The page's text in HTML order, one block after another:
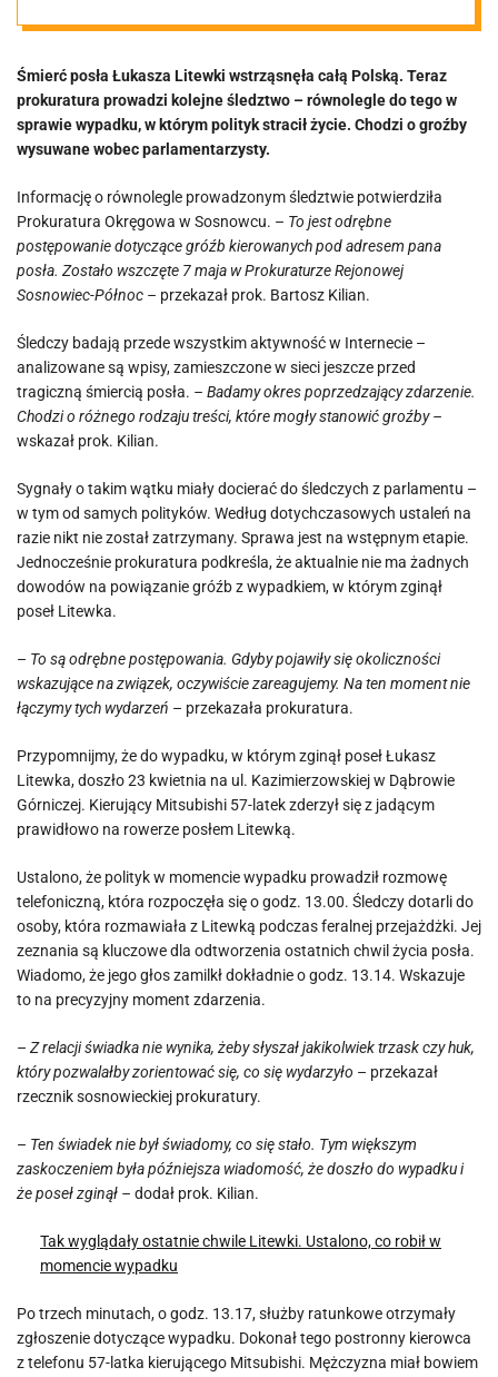
kierowanych
pod adresem
pana posła”
Śmierć posła Łukasza Litewki wstrząsnęła całą Polską. Teraz
prokuratura prowadzi kolejne śledztwo – równolegle do tego w
sprawie wypadku, w którym polityk stracił życie. Chodzi o groźby
wysuwane wobec parlamentarzysty.
Informację o równolegle prowadzonym śledztwie potwierdziła
Prokuratura Okręgowa w Sosnowcu. – To jest odrębne
postępowanie dotyczące gróźb kierowanych pod adresem pana
posła. Zostało wszczęte 7 maja w Prokuraturze Rejonowej
Sosnowiec-Północ – przekazał prok. Bartosz Kilian.
Śledczy badają przede wszystkim aktywność w Internecie –
analizowane są wpisy, zamieszczone w sieci jeszcze przed
tragiczną śmiercią posła. – Badamy okres poprzedzający zdarzenie.
Chodzi o różnego rodzaju treści, które mogły stanowić groźby –
wskazał prok. Kilian.
Sygnały o takim wątku miały docierać do śledczych z parlamentu –
w tym od samych polityków. Według dotychczasowych ustaleń na
razie nikt nie został zatrzymany. Sprawa jest na wstępnym etapie.
Jednocześnie prokuratura podkreśla, że aktualnie nie ma żadnych
dowodów na powiązanie gróźb z wypadkiem, w którym zginął
poseł Litewka.
– To są odrębne postępowania. Gdyby pojawiły się okoliczności
wskazujące na związek, oczywiście zareagujemy. Na ten moment nie
łączymy tych wydarzeń – przekazała prokuratura.
Przypomnijmy, że do wypadku, w którym zginął poseł Łukasz
Litewka, doszło 23 kwietnia na ul. Kazimierzowskiej w Dąbrowie
Górniczej. Kierujący Mitsubishi 57-latek zderzył się z jadącym
prawidłowo na rowerze posłem Litewką.
Ustalono, że polityk w momencie wypadku prowadził rozmowę
telefoniczną, która rozpoczęła się o godz. 13.00. Śledczy dotarli do
osoby, która rozmawiała z Litewką podczas feralnej przejażdżki. Jej
zeznania są kluczowe dla odtworzenia ostatnich chwil życia posła.
Wiadomo, że jego głos zamilkł dokładnie o godz. 13.14. Wskazuje
to na precyzyjny moment zdarzenia.
– Z relacji świadka nie wynika, żeby słyszał jakikolwiek trzask czy huk,
który pozwalałby zorientować się, co się wydarzyło – przekazał
rzecznik sosnowieckiej prokuratury.
– Ten świadek nie był świadomy, co się stało. Tym większym
zaskoczeniem była późniejsza wiadomość, że doszło do wypadku i
że poseł zginął – dodał prok. Kilian.
Tak wyglądały ostatnie chwile Litewki. Ustalono, co robił w
momencie wypadku
Po trzech minutach, o godz. 13.17, służby ratunkowe otrzymały
zgłoszenie dotyczące wypadku. Dokonał tego postronny kierowca
z telefonu 57-latka kierującego Mitsubishi. Mężczyzna miał bowiem